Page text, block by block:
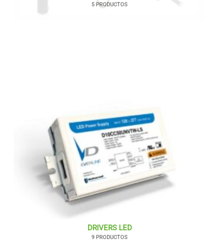
5 PRODUCTOS
DRIVERS LED
9 PRODUCTOS